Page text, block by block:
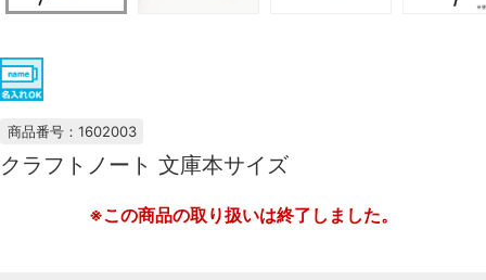
商品番号：1602003
クラフトノート 文庫本サイズ
※この商品の取り扱いは終了しました。